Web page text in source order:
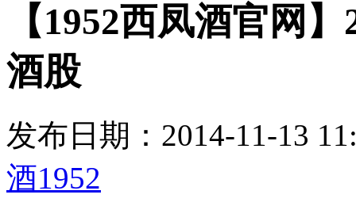
【1952西凤酒官网
酒股
发布日期：2014-11-13
酒1952